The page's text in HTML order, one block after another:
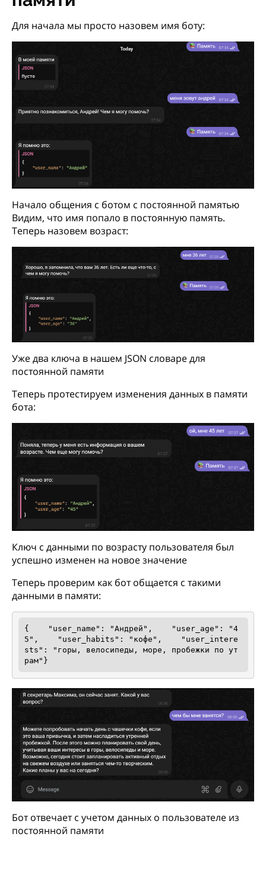
Для начала мы просто назовем имя боту:
Начало общения с ботом с постоянной памятью
Видим, что имя попало в постоянную память.
Теперь назовем возраст:
Уже два ключа в нашем JSON словаре для
постоянной памяти
Теперь протестируем изменения данных в памяти
бота:
Ключ с данными по возрасту пользователя был
успешно изменен на новое значение
Теперь проверим как бот общается с такими
данными в памяти:
{    "user_name": "Андрей",    "user_age": "4
5",    "user_habits": "кофе",    "user_intere
sts": "горы, велосипеды, море, пробежки по ут
рам"}
Бот отвечает с учетом данных о пользователе из
постоянной памяти